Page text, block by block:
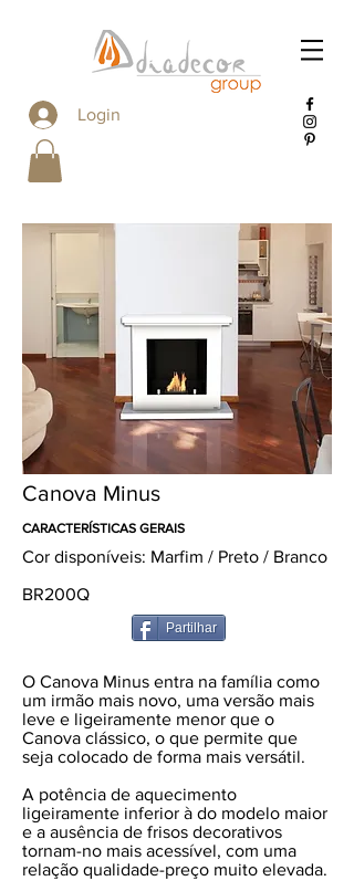
Login
Canova Minus
CARACTERÍSTICAS GERAIS
Cor disponíveis: Marfim / Preto / Branco
BR200Q
Partilhar
O Canova Minus entra na família como
um irmão mais novo, uma versão mais
leve e ligeiramente menor que o
Canova clássico, o que permite que
seja colocado de forma mais versátil.
A potência de aquecimento
ligeiramente inferior à do modelo maior
e a ausência de frisos decorativos
tornam-no mais acessível, com uma
relação qualidade-preço muito elevada.